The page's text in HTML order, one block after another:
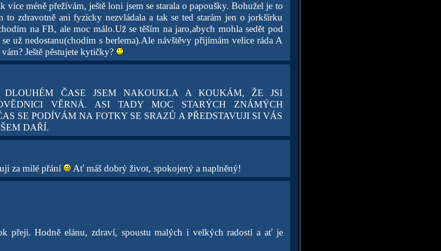
více méně přežívám, ještě loni jsem se starala o papoušky. Bohužel je to
to zdravotně ani fyzicky nezvládala a tak se ted starám jen o jorkšírku
na FB, ale moc málo.Už se těším na jaro,abych mohla sedět pod
už nedostanu(chodím s berlema).Ale návštěvy přijímám velice ráda A
Ještě pěstujete kytičky?
DLOUHÉM ČASE JSEM NAKOUKLA A KOUKÁM, ŽE JSI
VĚRNÁ. ASI TADY MOC STARÝCH ZNÁMÝCH
SE PODÍVÁM NA FOTKY SE SRAZŮ A PŘEDSTAVUJI SI VÁS
DAŘÍ.
za milé přání Ať máš dobrý život, spokojený a naplněný!
přeji. Hodně elánu, zdraví, spoustu malých i velkých radostí a ať je